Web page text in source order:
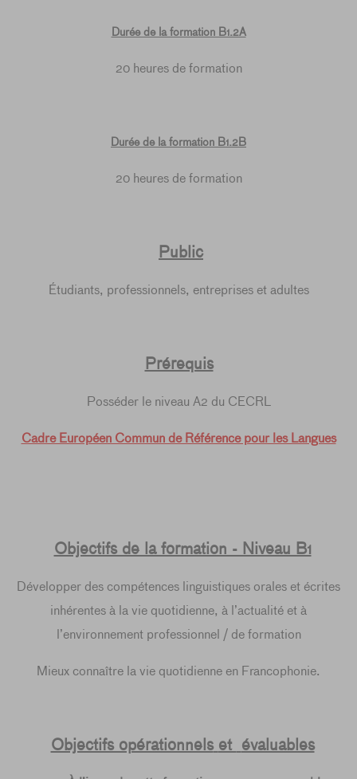
Durée de la formation B1.2A
20 heures de formation
Durée de la formation B1.2B
20 heures de formation
Public
Étudiants, professionnels, entreprises et adultes
Prérequis
Posséder le niveau A2 du CECRL
Cadre Européen Commun de Référence pour les Langues
Objectifs de la formation - Niveau B1
Développer des compétences linguistiques orales et écrites
inhérentes à la vie quotidienne, à l’actualité et à
l’environnement professionnel / de formation
Mieux connaître la vie quotidienne en Francophonie.
Objectifs opérationnels et évaluables